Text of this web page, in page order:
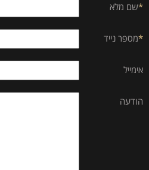
*שם מלא
*מספר נייד
אימייל
הודעה